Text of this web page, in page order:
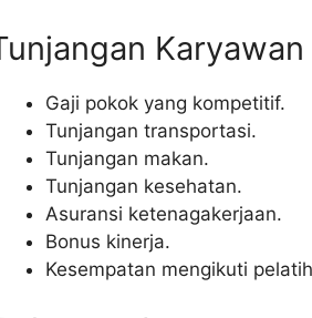
Karyawan
Gaji pokok yang kompetitif.
Tunjangan transportasi.
Tunjangan makan.
Tunjangan kesehatan.
Asuransi ketenagakerjaan.
Bonus kinerja.
Kesempatan mengikuti